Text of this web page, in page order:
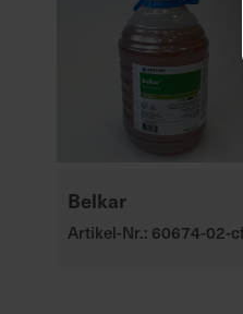
Belkar
Artikel-Nr.: 60674-02-